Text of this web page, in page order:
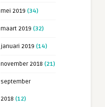
mei 2019 (34)
maart 2019 (32)
januari 2019 (14)
november 2018 (21)
september
2018 (12)